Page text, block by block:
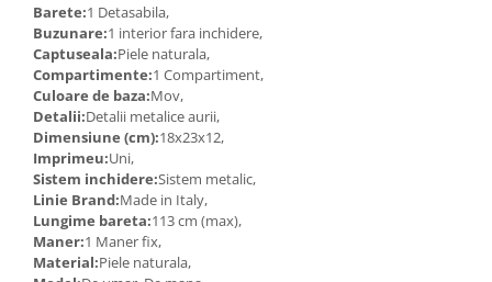
Barete:1 Detasabila,
Buzunare:1 interior fara inchidere,
Captuseala:Piele naturala,
Compartimente:1 Compartiment,
Culoare de baza:Mov,
Detalii:Detalii metalice aurii,
Dimensiune (cm):18x23x12,
Imprimeu:Uni,
Sistem inchidere:Sistem metalic,
Linie Brand:Made in Italy,
Lungime bareta:113 cm (max),
Maner:1 Maner fix,
Material:Piele naturala,